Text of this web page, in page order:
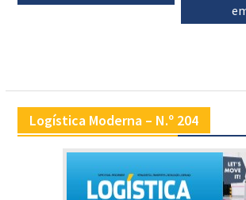
Logística Moderna – N.º 204